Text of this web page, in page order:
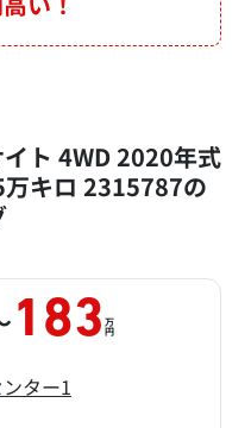
ト 4WD 2020年式
キロ 2315787の
183 万
円
ター1